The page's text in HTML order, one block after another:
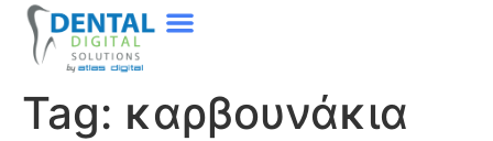
Tag: καρβουνάκια